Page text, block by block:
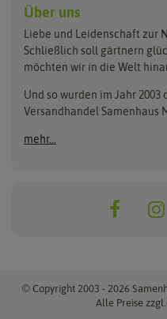
Anzuchtschalen
Beleuchtung
Folien, Vliese und Netze
Gartengeräte
Nützlinge & Nisthilfen
Benary
Buzzy Seeds
Clever Pots
Dürr-Samen
Über uns
Liebe und Leidenschaft zur
Schließlich soll gärtnern
möchten wir in die Welt
Und so wurden im Jahr
Versandhandel Samenhaus
mehr...
© Copyright 2003 - 2026
Alle Preise